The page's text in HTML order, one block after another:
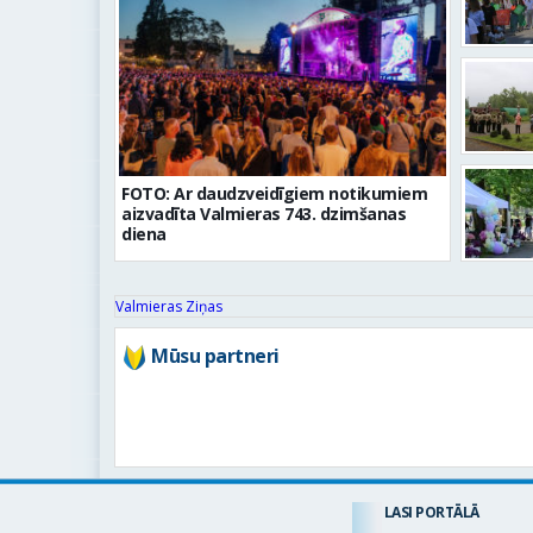
FOTO: Ar daudzveidīgiem notikumiem
aizvadīta Valmieras 743. dzimšanas
diena
Valmieras Ziņas
Mūsu partneri
LASI PORTĀLĀ